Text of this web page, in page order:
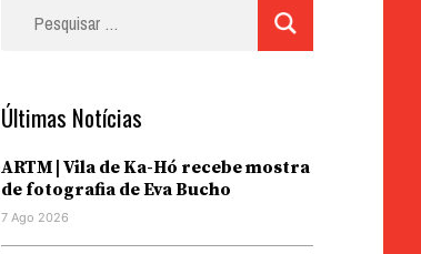
Últimas Notícias
ARTM | Vila de Ka-Hó recebe mostra
de fotografia de Eva Bucho
7 Ago 2026